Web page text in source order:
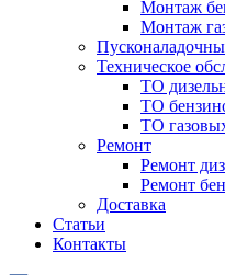
Монтаж
Монтаж
Техническое
ТО
ТО
ТО
Ремонт
Ремонт
Ремонт
Доставка
Статьи
Контакты